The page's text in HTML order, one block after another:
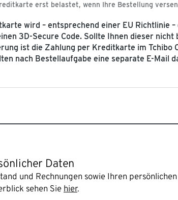
erst belastet, wenn Ihre Bestellung
wird – entsprechend einer EU
3D-Secure Code. Sollte Ihnen dieser
ist die Zahlung per Kreditkarte im Tchibo
nach Bestellaufgabe eine separate E-Mail
Daten
und Rechnungen sowie Ihren
sehen Sie hier.